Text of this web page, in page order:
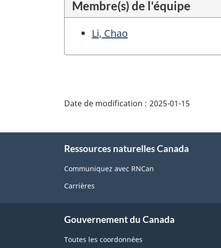
Membre(s) de l'équipe
Li, Chao
de
page"
Date de modification : 2025-01-15
Ressources naturelles Canada
Communiquez avec RNCan
Carrières
Gouvernement du Canada
Toutes les coordonnées